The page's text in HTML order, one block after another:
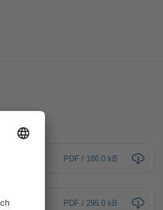
PDF / 186.0 kB
PDF / 295.0 kB